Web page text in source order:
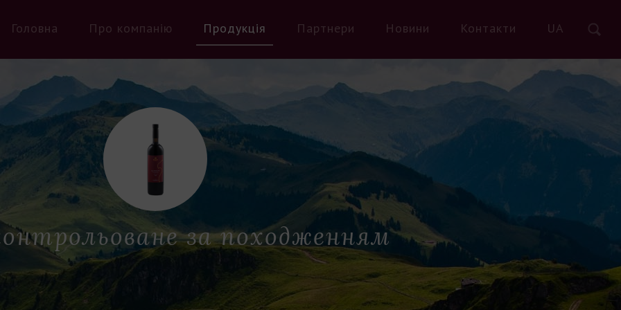
Головна Про компанію Продукція Партнери Новини Контакти UA
за походженням